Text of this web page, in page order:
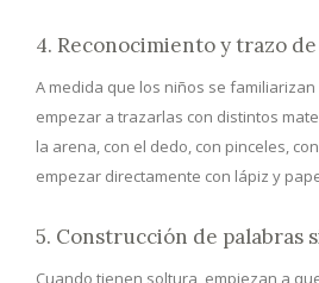
4. Reconocimiento y trazo
A medida que los niños se
empezar a trazarlas con distintos
la arena, con el dedo, con pinceles,
empezar directamente con lápiz y
5. Construcción de palabras
Cuando tienen soltura, empiezan a